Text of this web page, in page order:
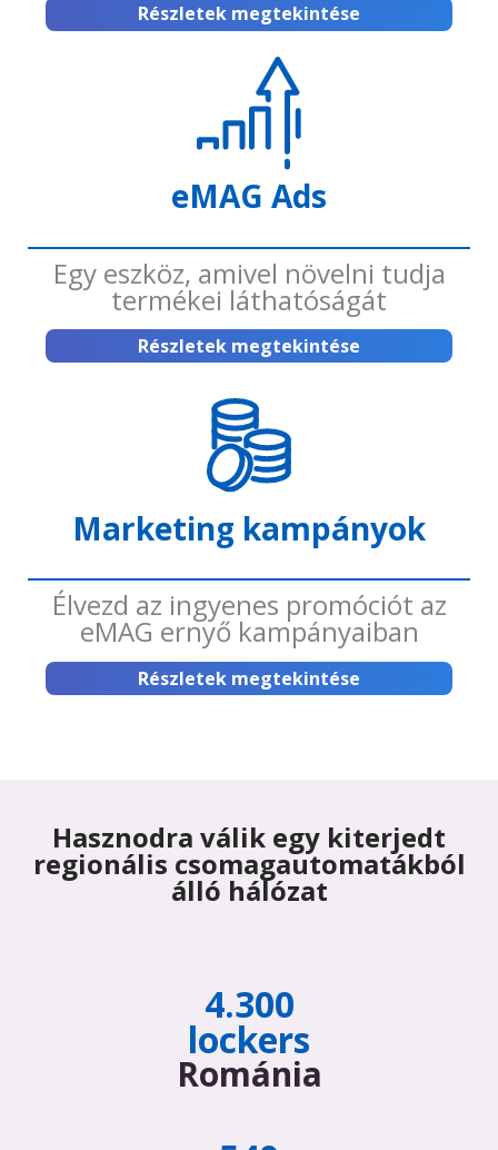
Részletek megtekintése
eMAG Ads
Egy eszköz, amivel növelni tudja
termékei láthatóságát
Részletek megtekintése
Marketing kampányok
Élvezd az ingyenes promóciót az
eMAG ernyő kampányaiban
Részletek megtekintése
Hasznodra válik egy kiterjedt
regionális csomagautomatákból
álló hálózat
4.300
lockers
Románia